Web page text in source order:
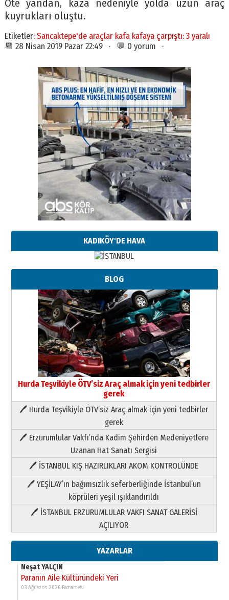
Öte yandan, kaza nedeniyle yolda uzun araç
kuyrukları oluştu.
Etiketler: Sancaktepe'de araçlar kafa kafaya çarpıştı: 3 yaralı
📆 28 Nisan 2019 Pazar 22:49 · 💬 0 yorum ·
KADIKÖY'DE HAVA
BLOG
Hurda Teşvikiyle ÖTV’siz Araç almak için yeni tedbirler
gerek
🖊 Hurda Teşvikiyle ÖTV’siz Araç almak için yeni tedbirler
gerek
🖊 Erzurumlular Vakfı’nda Kadim Şehirden Medeniyetlere
Uzanan Hat Sanatı Sergisi
🖊 İSTANBUL KIŞ HAZIRLIKLARI AKOM KONTROLÜNDE
🖊 YEŞİLAY’ın bağımsızlık seferberliğinde İstanbul’un
köprüleri yeşil ışıklandırıldı
🖊 İSTANBUL ERZURUMLULAR VAKFI SANAT GALERİSİ
AÇILIYOR
YAZARLAR
Paranın Aile Kültüründeki Yeri
03 Ağustos 2026 Pazartesi
Yıldırım Gündoğdu
HAVVA’NIN ÜÇ KIZI
09 Temmuz 2026 Perşembe
Yusuf POLAT
Şampiyonluk Sebahattin Şirin’e
yazar
11 Mayıs 2026 Pazartesi
Neşat YALÇIN
Paranın Aile Kültüründeki Yeri
03 Ağustos 2026 Pazartesi